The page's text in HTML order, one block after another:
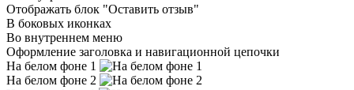
Отображать блок "Оставить отзыв"
В боковых иконках
Во внутреннем меню
Оформление заголовка и навигационной цепочки
На белом фоне 1
На белом фоне 2